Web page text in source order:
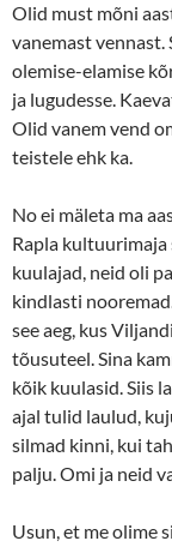
Olid must mõni
vanemast vennast.
olemise-elamise
ja lugudesse.
Olid vanem vend
teistele ehk ka.
No ei mäleta ma
Rapla kultuurimaja
kuulajad, neid oli
kindlasti
see aeg, kus
tõusuteel. Sina
kõik kuulasid. Siis
ajal tulid laulud,
silmad kinni, kui
palju. Omi ja neid
Usun, et me olime